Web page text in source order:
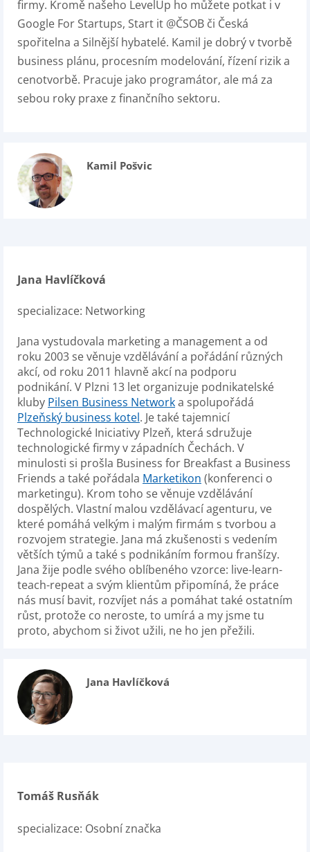
firmy. Kromě našeho LevelUp ho můžete potkat i v
Google For Startups, Start it @ČSOB či Česká
spořitelna a Silnější hybatelé. Kamil je dobrý v tvorbě
business plánu, procesním modelování, řízení rizik a
cenotvorbě. Pracuje jako programátor, ale má za
sebou roky praxe z finančního sektoru.
Kamil Pošvic
Jana Havlíčková
specializace: Networking
Jana vystudovala marketing a management a od
roku 2003 se věnuje vzdělávání a pořádání různých
akcí, od roku 2011 hlavně akcí na podporu
podnikání. V Plzni 13 let organizuje podnikatelské
kluby Pilsen Business Networka spolupořádá
Plzeňský business kotel. Je také tajemnicí
Technologické Iniciativy Plzeň, která sdružuje
technologické firmy v západních Čechách. V
minulosti si prošla Business for Breakfast a Business
Friends a také pořádala Marketikon (konferenci o
marketingu). Krom toho se věnuje vzdělávání
dospělých. Vlastní malou vzdělávací agenturu, ve
které pomáhá velkým i malým firmám s tvorbou a
rozvojem strategie. Jana má zkušenosti s vedením
větších týmů a také s podnikáním formou franšízy.
Jana žije podle svého oblíbeného vzorce: live-learn-
teach-repeat a svým klientům připomíná, že práce
nás musí bavit, rozvíjet nás a pomáhat také ostatním
růst, protože co neroste, to umírá a my jsme tu
proto, abychom si život užili, ne ho jen přežili.
Jana Havlíčková
Tomáš Rusňák
specializace: Osobní značka